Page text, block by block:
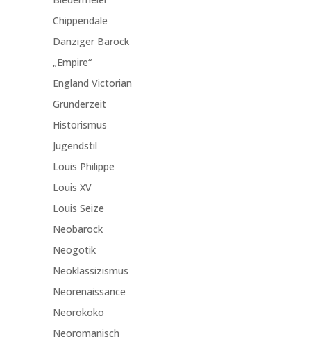
Chippendale
Danziger Barock
„Empire“
England Victorian
Gründerzeit
Historismus
Jugendstil
Louis Philippe
Louis XV
Louis Seize
Neobarock
Neogotik
Neoklassizismus
Neorenaissance
Neorokoko
Neoromanisch